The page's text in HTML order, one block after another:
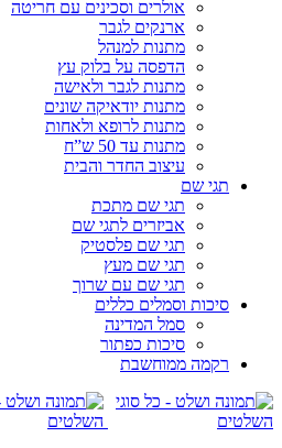
אולרים וסכינים עם חריטה
ארנקים לגבר
מתנות למנהל
הדפסה על בלוק עץ
מתנות לגבר ולאישה
מתנות יודאיקה שונים
מתנות לרופא ולאחות
מתנות עד 50 ש”ח
עיצוב החדר והבית
תגי שם
תגי שם מתכת
אביזרים לתגי שם
תגי שם פלסטיק
תגי שם מעץ
תגי שם עם שרוך
סיכות וסמלים כללים
סמל המדינה
סיכות כפתור
רקמה ממוחשבת